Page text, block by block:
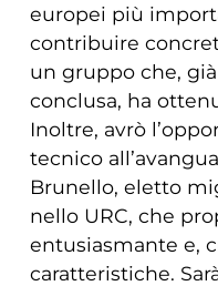
europei più
contribuire
un gruppo che,
conclusa, ha
Inoltre, avrò
tecnico
Brunello, eletto
nello URC, che
entusiasmante e,
caratteristiche.